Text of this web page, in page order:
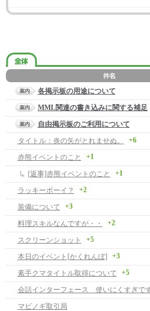
各掲示板の用途について
MML関連の書き込みに関する補足
自由掲示板のご利用について
タイトル：炎の矢がとれませぬ。
+6
赤熊イベントのこと +1
[返事]赤熊イベントのこと +1
ラッキーボーイ？ +2
装備について +3
料理スキルなんですが・・ +2
スクリーンショット +5
本日のイベント[かくれんぼ] +3
素手クマタイトル取得について +5
会話インターフェース 使いにくすぎで
マビノギ取引局